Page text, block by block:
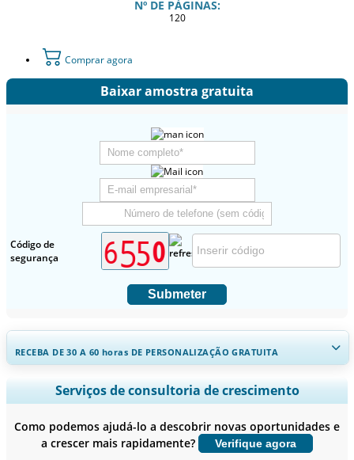
Nº DE PÁGINAS:
120
Comprar agora
Baixar amostra gratuita
Código de
segurança
Submeter
RECEBA DE 30 A 60 horas DE PERSONALIZAÇÃO GRATUITA
Ampliar a cobertura regional e por país, Análise de segmentos,
Perfis de empresas, Benchmarking competitivo, e insights sobre o
Personalizar agora
Serviços de consultoria de crescimento
Como podemos ajudá-lo a descobrir novas oportunidades e
a crescer mais rapidamente?
Verifique agora